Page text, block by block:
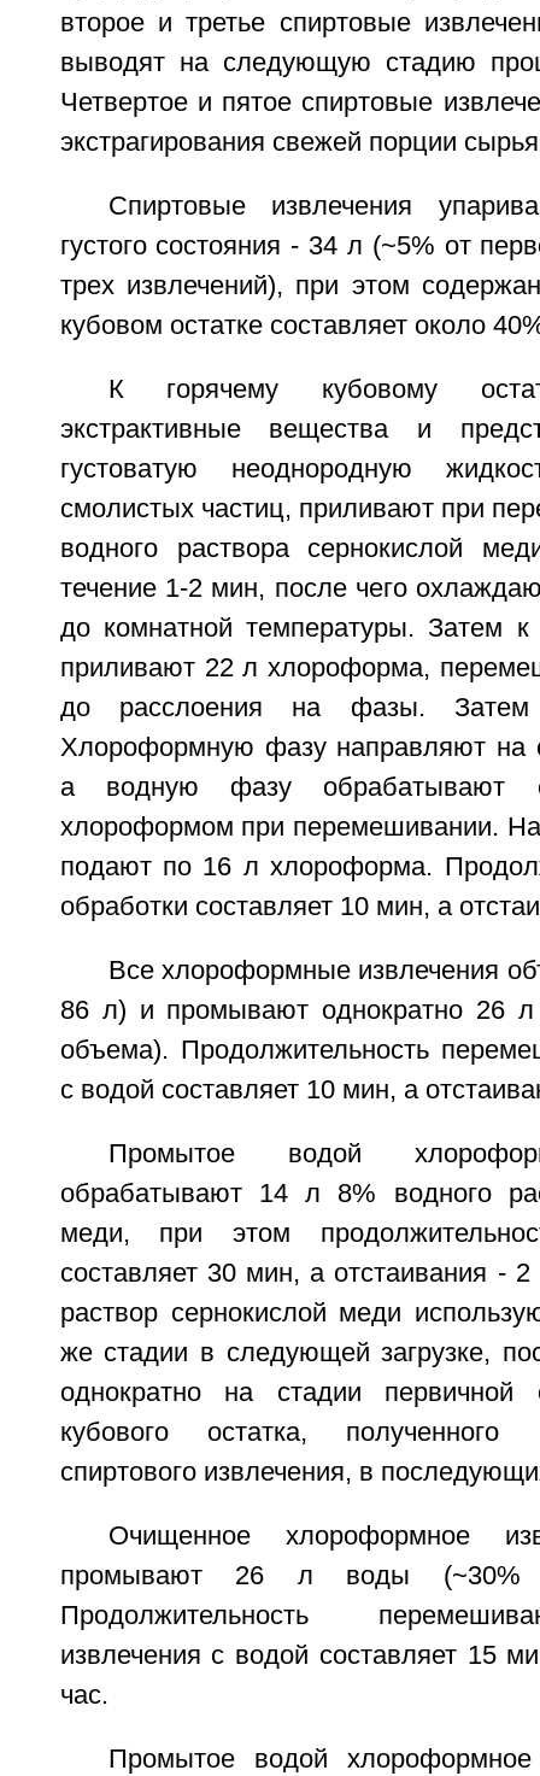
второе и третье спиртовые
выводят на следующую стадию
Четвертое и пятое спиртовые
экстрагирования свежей порции
Спиртовые извлечения
густого состояния - 34 л (~5% от
трех извлечений), при этом
кубовом остатке составляет около
К горячему кубовому
экстрактивные вещества и
густоватую неоднородную
смолистых частиц, приливают при
водного раствора сернокислой
течение 1-2 мин, после чего
до комнатной температуры. Затем
приливают 22 л хлороформа,
до расслоения на фазы. Затем
Хлороформную фазу направляют
а водную фазу обрабатывают
хлороформом при перемешивании.
подают по 16 л хлороформа.
обработки составляет 10 мин, а
Все хлороформные извлечения
86 л) и промывают однократно 26
объема). Продолжительность
с водой составляет 10 мин, а
Промытое водой
обрабатывают 14 л 8% водного
меди, при этом
составляет 30 мин, а отстаивания -
раствор сернокислой меди
же стадии в следующей загрузке,
однократно на стадии первичной
кубового остатка, полученного
спиртового извлечения, в
Очищенное хлороформное
промывают 26 л воды (~30%
Продолжительность
извлечения с водой составляет 15
час.
Промытое водой